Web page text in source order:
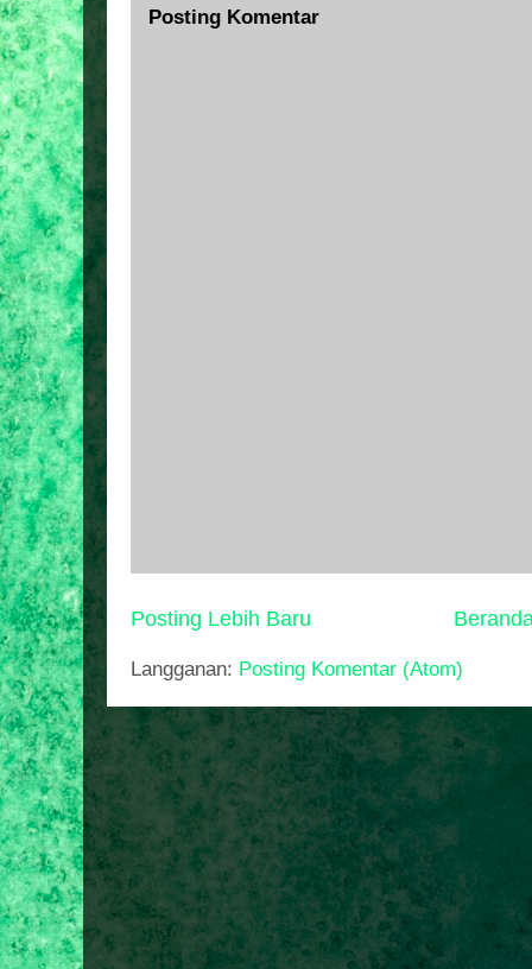
Posting Komentar
Posting Lebih Baru
Langganan: Posting Komentar (Atom)